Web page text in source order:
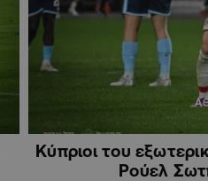
Κύπριοι του
Ρούελ